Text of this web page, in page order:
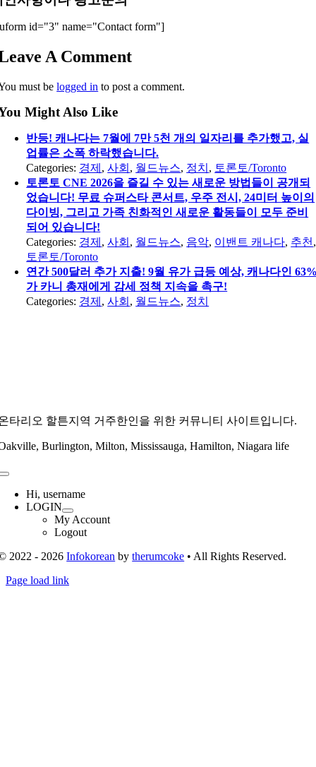
id="3" name="Contact form"]
A Comment
must belogged in to post a comment.
Might Also Like
반등! 캐나다는 7월에 7만 5천 개의 일자리를 추가했고, 실
업률은 소폭 하락했습니다.
Categories: 경제 ,사회 , 월드뉴스, 정치 , 토론토/Toronto
토론토 CNE 2026을 즐길 수 있는 새로운 방법들이 공개되
었습니다! 무료 슈퍼스타 콘서트, 우주 전시, 24미터 높이의
다이빙, 그리고 가족 친화적인 새로운 활동들이 모두 준비
되어 있습니다!
Categories: 경제 ,사회 , 월드뉴스, 음악, 이밴트 캐나다, 추천 ,
토론토/Toronto
연간 500달러 추가 지출! 9월 유가 급등 예상, 캐나다인
가 카니 총재에게 감세 정책 지속을 촉구!
Categories: 경제 ,사회 , 월드뉴스, 정치
타리오 할튼지역 거주한인을 위한 커뮤니티 사이트입니다.
Burlington, Milton, Mississauga, Hamilton, Niagara life
Toggle
NavigationHi, username
LOGIN
My Account
Logout
2022 - 2026Infokorean bytherumcoke • All Rights Reserved.
Toggle
Page load link